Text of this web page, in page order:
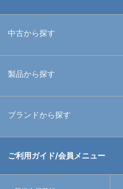
中古から探す
中古ハウジング
中古アームシステム
製品から探す
ハウジング
ライト
ブランドから探す
RGBlue
イノン
ご利用ガイド/会員メニュー